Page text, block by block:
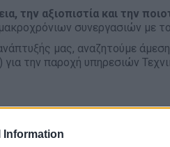
Information
την αξιοπιστία και την
συνεργασιών με
μας, αναζητούμε
για την παροχή υπηρεσιών
προς τον εργοδότη
πρόληψη εργατικών